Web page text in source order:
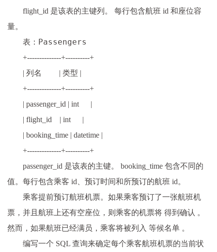
flight_id 是该表的主键列。 每行包含航班 id 和座位容
量。
表： Passengers
+--------------+----------+
| 列名 | 类型 |
+--------------+----------+
| passenger_id | int |
| flight_id | int |
| booking_time | datetime |
+--------------+----------+
passenger_id 是该表的主键。 booking_time 包含不同的
值。每行包含乘客 id、预订时间和所预订的航班 id。
乘客提前预订航班机票。如果乘客预订了一张航班机
票，并且航班上还有空座位，则乘客的机票将 得到确认 。
然而，如果航班已经满员，乘客将被列入 等候名单 。
编写一个 SQL 查询来确定每个乘客航班机票的当前状